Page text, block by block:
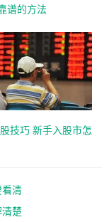
谱的方法
技巧 新手入股市怎
清
楚